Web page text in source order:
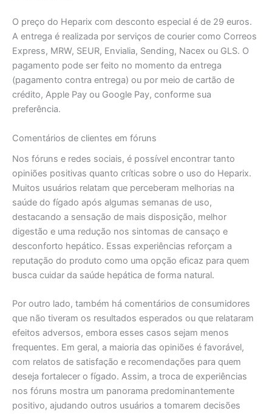
O preço do Heparix com desconto especial é de 29 euros.
A entrega é realizada por serviços de courier como Correos
Express, MRW, SEUR, Envialia, Sending, Nacex ou GLS. O
pagamento pode ser feito no momento da entrega
(pagamento contra entrega) ou por meio de cartão de
crédito, Apple Pay ou Google Pay, conforme sua
preferência.
Comentários de clientes em fóruns
Nos fóruns e redes sociais, é possível encontrar tanto
opiniões positivas quanto críticas sobre o uso do Heparix.
Muitos usuários relatam que perceberam melhorias na
saúde do fígado após algumas semanas de uso,
destacando a sensação de mais disposição, melhor
digestão e uma redução nos sintomas de cansaço e
desconforto hepático. Essas experiências reforçam a
reputação do produto como uma opção eficaz para quem
busca cuidar da saúde hepática de forma natural.
Por outro lado, também há comentários de consumidores
que não tiveram os resultados esperados ou que relataram
efeitos adversos, embora esses casos sejam menos
frequentes. Em geral, a maioria das opiniões é favorável,
com relatos de satisfação e recomendações para quem
deseja fortalecer o fígado. Assim, a troca de experiências
nos fóruns mostra um panorama predominantemente
positivo, ajudando outros usuários a tomarem decisões